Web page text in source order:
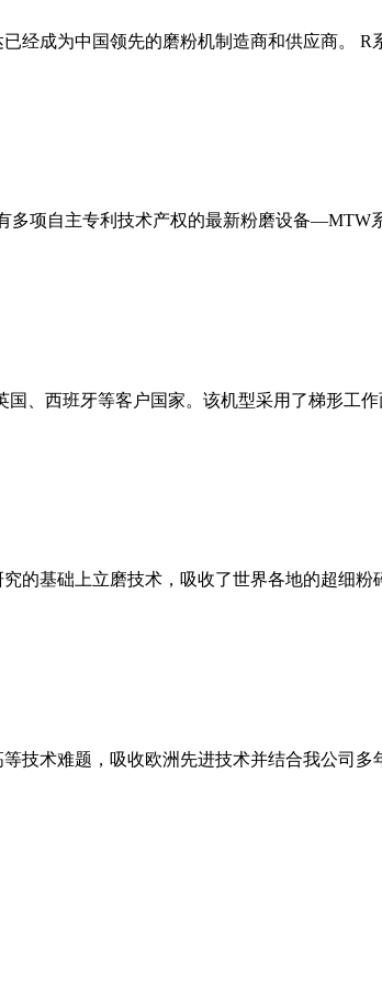
经成为中国领先的磨粉机制造商和供应商。
项自主专利技术产权的最新粉磨设备—MTW
、西班牙等客户国家。该机型采用了梯形工
的基础上立磨技术，吸收了世界各地的超细
技术难题，吸收欧洲先进技术并结合我公司